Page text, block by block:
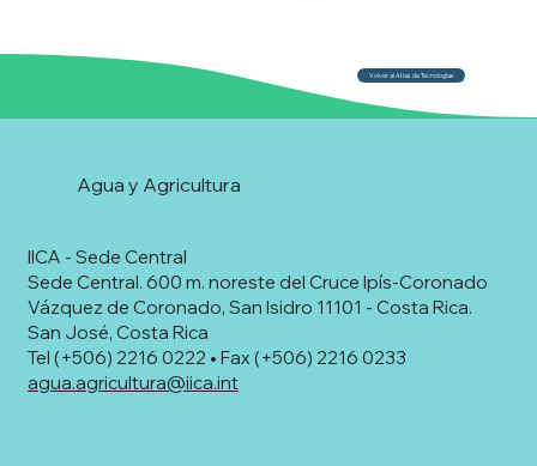
Volver al Atlas de Tecnologías
IICA - Sede Central
Sede Central. 600 m. noreste del Cruce Ipís-Coronado
Vázquez de Coronado, San Isidro 11101 - Costa Rica.
San José, Costa Rica
Tel (+506) 2216 0222 • Fax (+506) 2216 0233
agua.agricultura@iica.int
Agua y Agricultura